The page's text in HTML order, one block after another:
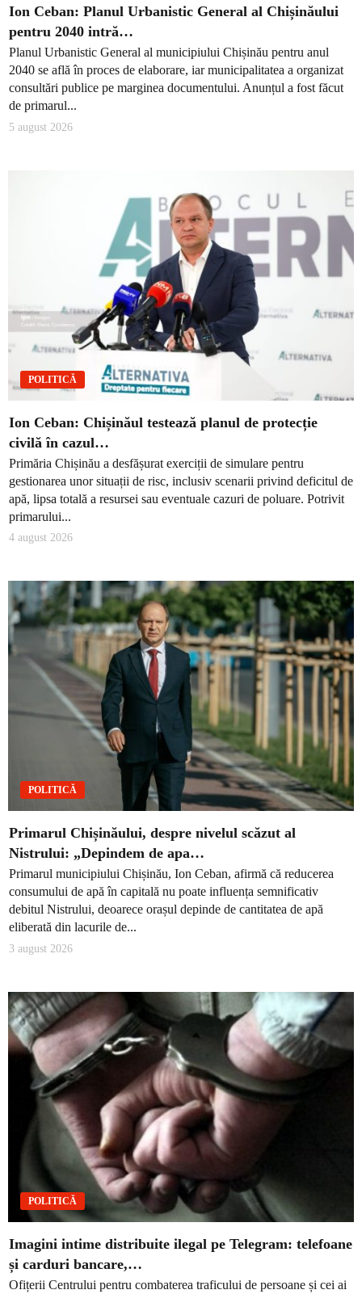
Ion Ceban: Planul Urbanistic General al Chișinăului
pentru 2040 intră…
Planul Urbanistic General al municipiului Chișinău pentru anul
2040 se află în proces de elaborare, iar municipalitatea a organizat
consultări publice pe marginea documentului. Anunțul a fost făcut
de primarul...
5 august 2026
POLITICĂ
Ion Ceban: Chișinăul testează planul de protecție
civilă în cazul…
Primăria Chișinău a desfășurat exerciții de simulare pentru
gestionarea unor situații de risc, inclusiv scenarii privind deficitul de
apă, lipsa totală a resursei sau eventuale cazuri de poluare. Potrivit
primarului...
4 august 2026
POLITICĂ
Primarul Chișinăului, despre nivelul scăzut al
Nistrului: „Depindem de apa…
Primarul municipiului Chișinău, Ion Ceban, afirmă că reducerea
consumului de apă în capitală nu poate influența semnificativ
debitul Nistrului, deoarece orașul depinde de cantitatea de apă
eliberată din lacurile de...
3 august 2026
POLITICĂ
Imagini intime distribuite ilegal pe Telegram: telefoane
și carduri bancare,…
Ofițerii Centrului pentru combaterea traficului de persoane și cei ai